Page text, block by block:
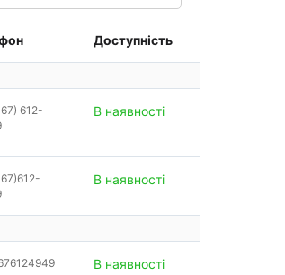
Доступність
612-
В наявності
В наявності
В наявності